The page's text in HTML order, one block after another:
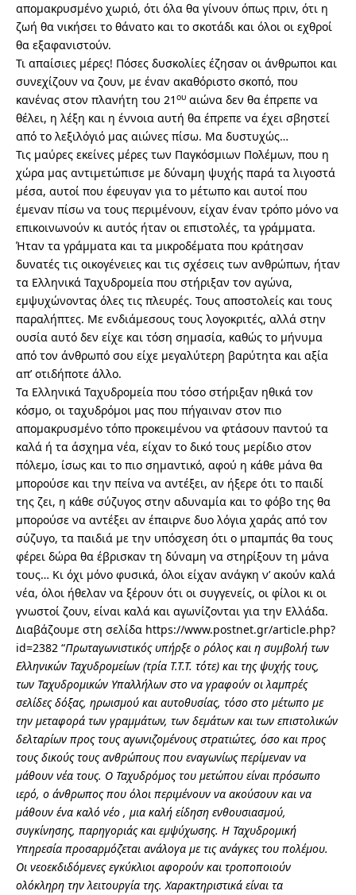
απομακρυσμένο χωριό, ότι όλα θα γίνουν όπως πριν, ότι η
ζωή θα νικήσει το θάνατο και το σκοτάδι και όλοι οι εχθροί
θα εξαφανιστούν.
Τι απαίσιες μέρες! Πόσες δυσκολίες έζησαν οι άνθρωποι και
συνεχίζουν να ζουν, με έναν ακαθόριστο σκοπό, που
κανένας στον πλανήτη του 21 ου αιώνα δεν θα έπρεπε να
θέλει, η λέξη και η έννοια αυτή θα έπρεπε να έχει σβηστεί
από το λεξιλόγιό μας αιώνες πίσω. Μα δυστυχώς…
Τις μαύρες εκείνες μέρες των Παγκόσμιων Πολέμων, που η
χώρα μας αντιμετώπισε με δύναμη ψυχής παρά τα λιγοστά
μέσα, αυτοί που έφευγαν για το μέτωπο και αυτοί που
έμεναν πίσω να τους περιμένουν, είχαν έναν τρόπο μόνο να
επικοινωνούν κι αυτός ήταν οι επιστολές, τα γράμματα.
Ήταν τα γράμματα και τα μικροδέματα που κράτησαν
δυνατές τις οικογένειες και τις σχέσεις των ανθρώπων, ήταν
τα Ελληνικά Ταχυδρομεία που στήριξαν τον αγώνα,
εμψυχώνοντας όλες τις πλευρές. Τους αποστολείς και τους
παραλήπτες. Με ενδιάμεσους τους λογοκριτές, αλλά στην
ουσία αυτό δεν είχε και τόση σημασία, καθώς το μήνυμα
από τον άνθρωπό σου είχε μεγαλύτερη βαρύτητα και αξία
απ’ οτιδήποτε άλλο.
Τα Ελληνικά Ταχυδρομεία που τόσο στήριξαν ηθικά τον
κόσμο, οι ταχυδρόμοι μας που πήγαιναν στον πιο
απομακρυσμένο τόπο προκειμένου να φτάσουν παντού τα
καλά ή τα άσχημα νέα, είχαν το δικό τους μερίδιο στον
πόλεμο, ίσως και το πιο σημαντικό, αφού η κάθε μάνα θα
μπορούσε και την πείνα να αντέξει, αν ήξερε ότι το παιδί
της ζει, η κάθε σύζυγος στην αδυναμία και το φόβο της θα
μπορούσε να αντέξει αν έπαιρνε δυο λόγια χαράς από τον
σύζυγο, τα παιδιά με την υπόσχεση ότι ο μπαμπάς θα τους
φέρει δώρα θα έβρισκαν τη δύναμη να στηρίξουν τη μάνα
τους… Κι όχι μόνο φυσικά, όλοι είχαν ανάγκη ν’ ακούν καλά
νέα, όλοι ήθελαν να ξέρουν ότι οι συγγενείς, οι φίλοι κι οι
γνωστοί ζουν, είναι καλά και αγωνίζονται για την Ελλάδα.
Διαβάζουμε στη σελίδα https://www.postnet.gr/article.php?
id=2382 “Πρωταγωνιστικός υπήρξε ο ρόλος και η συμβολή των
Ελληνικών Ταχυδρομείων (τρία Τ.Τ.Τ. τότε) και της ψυχής τους,
των Ταχυδρομικών Υπαλλήλων στο να γραφούν οι λαμπρές
σελίδες δόξας, ηρωισμού και αυτοθυσίας, τόσο στο μέτωπο με
την μεταφορά των γραμμάτων, των δεμάτων και των επιστολικών
δελταρίων προς τους αγωνιζομένους στρατιώτες, όσο και προς
τους δικούς τους ανθρώπους που εναγωνίως περίμεναν να
μάθουν νέα τους. Ο Ταχυδρόμος του μετώπου είναι πρόσωπο
ιερό, ο άνθρωπος που όλοι περιμένουν να ακούσουν και να
μάθουν ένα καλό νέο , μια καλή είδηση ενθουσιασμού,
συγκίνησης, παρηγοριάς και εμψύχωσης. Η Ταχυδρομική
Υπηρεσία προσαρμόζεται ανάλογα με τις ανάγκες του πολέμου.
Οι νεοεκδιδόμενες εγκύκλιοι αφορούν και τροποποιούν
ολόκληρη την λειτουργία της. Χαρακτηριστικά είναι τα